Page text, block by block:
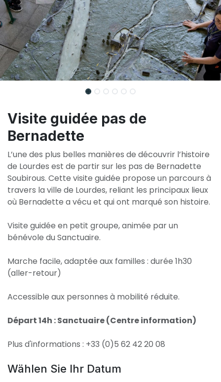
Visite guidée pas de
Bernadette
L’une des plus belles manières de découvrir l’histoire
de Lourdes est de partir sur les pas de Bernadette
Soubirous. Cette visite guidée propose un parcours à
travers la ville de Lourdes, reliant les principaux lieux
où Bernadette a vécu et qui ont marqué son histoire.
Visite guidée en petit groupe, animée par un
bénévole du Sanctuaire.
Marche facile, adaptée aux familles : durée 1h30
(aller-retour)
Accessible aux personnes à mobilité réduite.
Départ 14h : Sanctuaire (Centre information)
Plus d'informations : +33 (0)5 62 42 20 08
Wählen Sie Ihr Datum